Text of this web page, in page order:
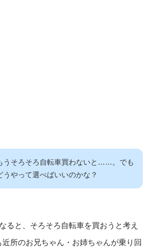
うそろそろ自転車買わないと……。でも
うやって選べばいいのかな？
ると、そろそろ自転車を買おうと考え
近所のお兄ちゃん・お姉ちゃんが乗り回